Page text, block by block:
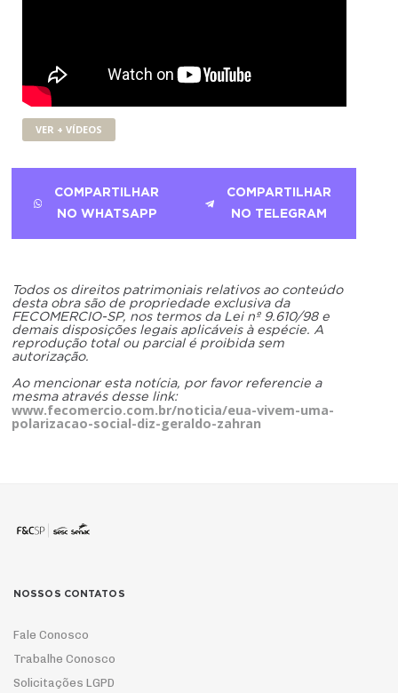
VER + VÍDEOS
COMPARTILHAR
NO WHATSAPP
COMPARTILHAR
NO TELEGRAM
Todos os direitos patrimoniais relativos ao conteúdo
desta obra são de propriedade exclusiva da
FECOMERCIO-SP, nos termos da Lei nº 9.610/98 e
demais disposições legais aplicáveis à espécie. A
reprodução total ou parcial é proibida sem
autorização.
Ao mencionar esta notícia, por favor referencie a
mesma através desse link:
www.fecomercio.com.br/noticia/eua-vivem-uma-
polarizacao-social-diz-geraldo-zahran
NOSSOS CONTATOS
Fale Conosco
Trabalhe Conosco
Solicitações LGPD